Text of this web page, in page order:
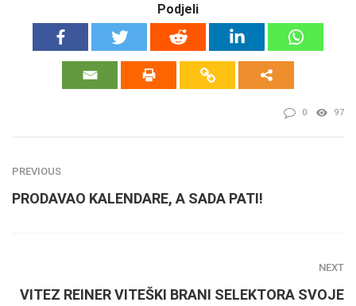
Podjeli
0 97
PREVIOUS
PRODAVAO KALENDARE, A SADA PATI!
NEXT
VITEZ REINER VITEŠKI BRANI SELEKTORA SVOJE